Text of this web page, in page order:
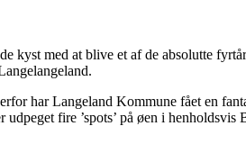
med at blive et af de absolutte
har Langeland Kommune fået en
fire ’spots’ på øen i